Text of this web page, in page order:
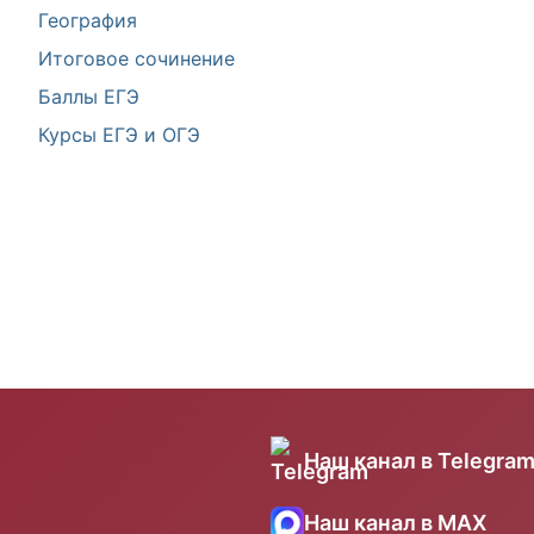
География
Итоговое сочинение
Баллы ЕГЭ
Курсы ЕГЭ и ОГЭ
Наш канал в Telegram
Наш канал в MAX